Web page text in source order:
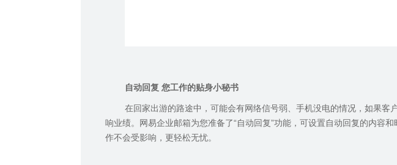
自动回复 您工作的贴身小秘书
在回家出游的路途中，可能会有网络信号弱、手机没电的情况，如果
响业绩。网易企业邮箱为您准备了“自动回复”功能，可设置自动回复的内容
作不会受影响，更轻松无忧。